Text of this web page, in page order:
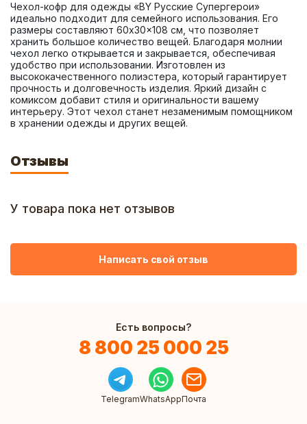
Чехол-кофр для одежды «BY Русские Супергерои»
идеально подходит для семейного использования. Его
размеры составляют 60x30x108 см, что позволяет
хранить большое количество вещей. Благодаря молнии
чехол легко открывается и закрывается, обеспечивая
удобство при использовании. Изготовлен из
высококачественного полиэстера, который гарантирует
прочность и долговечность изделия. Яркий дизайн с
комиксом добавит стиля и оригинальности вашему
интерьеру. Этот чехол станет незаменимым помощником
в хранении одежды и других вещей.
Отзывы
У товара пока нет отзывов
Написать свой отзыв
Есть вопросы?
8 800 25 000 25
TelegramWhatsAppПочта